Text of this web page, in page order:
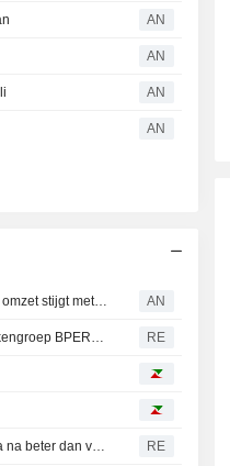
AN
AN
AN
AN
Itway keurt jaarrekening 2025 opnieuw goed na controle PwC; omzet stijgt met 20 % AN
Unipol mikt op belang van meer dan 30 % in toekomstige bankengroep BPER-MPS RE
MPS overweegt verdedigingsopties tegen overnamebod Intesa na beter dan verwachte resultati RE